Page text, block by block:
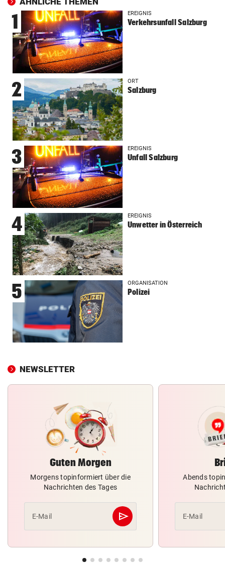
1 EREIGNIS
Verkehrsunfall Salzburg
2 ORT
Salzburg
3 EREIGNIS
Unfall Salzburg
4 EREIGNIS
Unwetter in Österreich
5 ORGANISATION
Polizei
NEWSLETTER
Guten Morgen
Morgens topinformiert über die
Nachrichten des Tages
E-Mail send
Abschicken
Abends
E-Mail